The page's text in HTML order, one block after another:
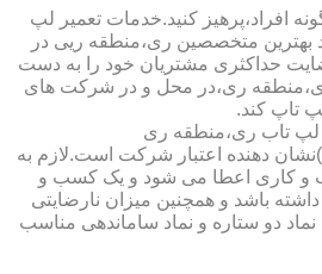
افراد،پرهیز کنید.خدمات تعمیر لپ
بهترین متخصصین ری،منطقه ریی در
حداکثری مشتریان خود را به دست
ری،در محل و در شرکت های
تاپ کند.
لپ تاب ری،منطقه ری
(https://www.lap-repair.ir)نشان دهنده اعتبار شرکت است.لازم به
و کاری اعطا می شود و یک کسب و
داشته باشد و همچنین میزان نارضایتی
نماد دو ستاره و نماد ساماندهی مناسب